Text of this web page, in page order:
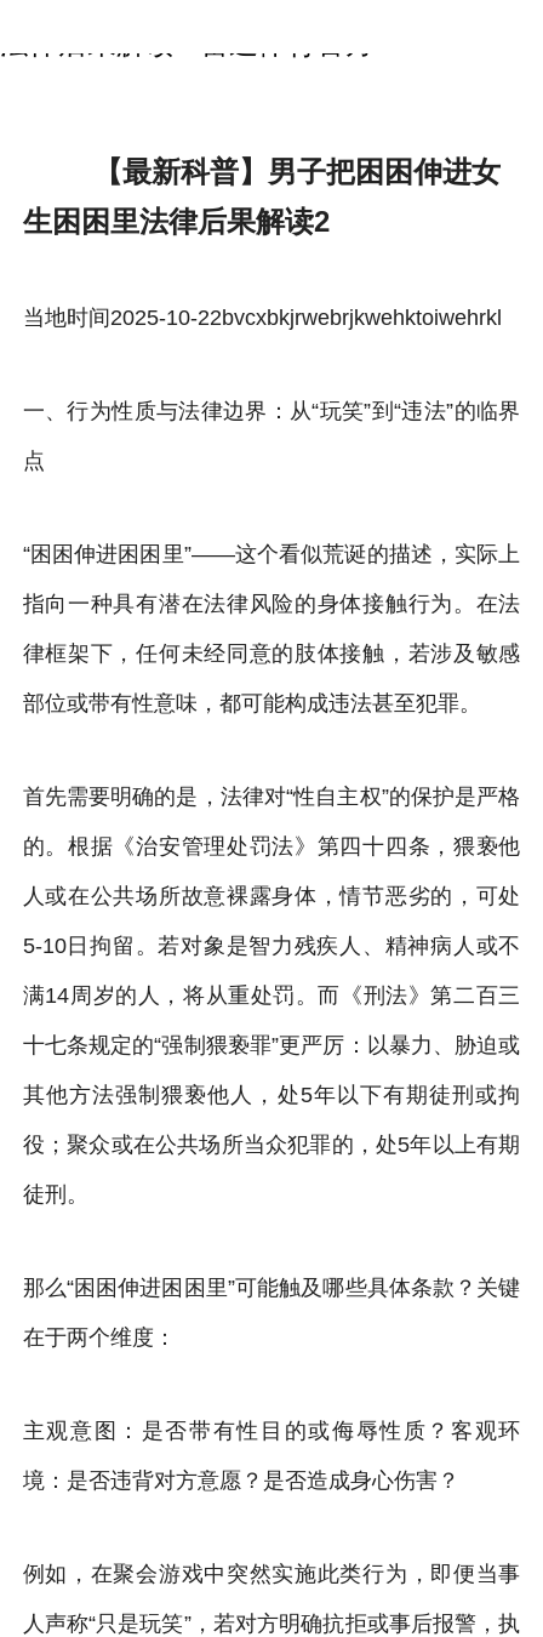
【最新科普】男子把困困伸进女
生困困里法律后果解读2
当地时间2025-10-22bvcxbkjrwebrjkwehktoiwehrkl
一、行为性质与法律边界：从“玩笑”到“违法”的临界
点
“困困伸进困困里”——这个看似荒诞的描述，实际上
指向一种具有潜在法律风险的身体接触行为。在法
律框架下，任何未经同意的肢体接触，若涉及敏感
部位或带有性意味，都可能构成违法甚至犯罪。
首先需要明确的是，法律对“性自主权”的保护是严格
的。根据《治安管理处罚法》第四十四条，猥亵他
人或在公共场所故意裸露身体，情节恶劣的，可处
5-10日拘留。若对象是智力残疾人、精神病人或不
满14周岁的人，将从重处罚。而《刑法》第二百三
十七条规定的“强制猥亵罪”更严厉：以暴力、胁迫或
其他方法强制猥亵他人，处5年以下有期徒刑或拘
役；聚众或在公共场所当众犯罪的，处5年以上有期
徒刑。
那么“困困伸进困困里”可能触及哪些具体条款？关键
在于两个维度：
主观意图：是否带有性目的或侮辱性质？客观环
境：是否违背对方意愿？是否造成身心伤害？
例如，在聚会游戏中突然实施此类行为，即便当事
人声称“只是玩笑”，若对方明确抗拒或事后报警，执